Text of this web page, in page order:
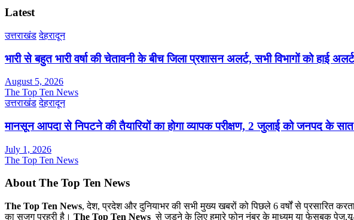
Latest
उत्तराखंड देहरादून
भारी से बहुत भारी वर्षा की चेतावनी के बीच जिला प्रशासन अलर्ट, सभी विभागों को हाई
August 5, 2026
The Top Ten News
उत्तराखंड देहरादून
मानसून आपदा से निपटने की तैयारियों का होगा व्यापक परीक्षण, 2 जुलाई को जनपद के
July 1, 2026
The Top Ten News
About The Top Ten News
The Top Ten News, देश, प्रदेश और दुनियाभर की सभी मुख्य खबरों को पिछले 6 वर्षों से प्रसारित
का सजग प्रहरी है। The Top Ten News से जुड़ने के लिए हमारे फोन नंबर के माध्यम या फेसबुक